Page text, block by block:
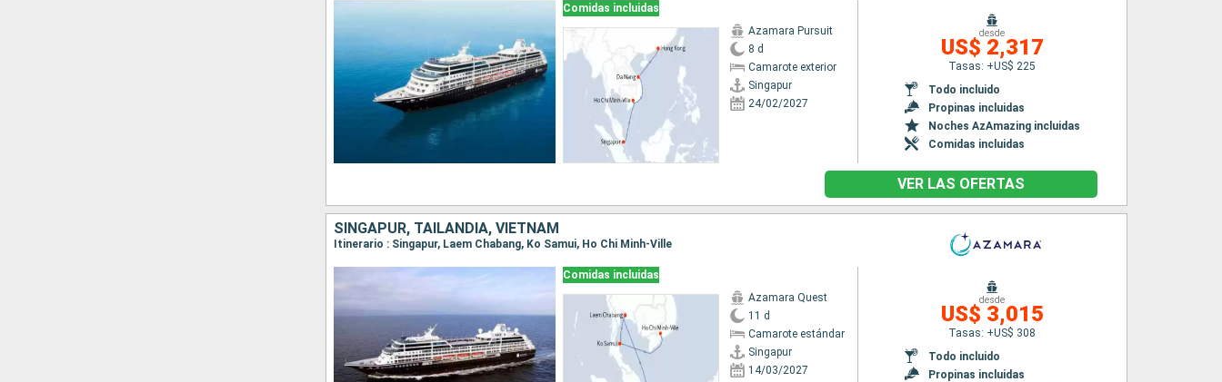
Comidas incluidas
Azamara Pursuit
8 d
Camarote exterior
Singapur
24/02/2027
desde
US$ 2,317
Tasas: +US$ 225
Todo incluido
Propinas incluidas
Noches AzAmazing incluidas
Comidas incluidas
VER LAS OFERTAS
SINGAPUR, TAILANDIA, VIETNAM
Itinerario : Singapur, Laem Chabang, Ko Samui, Ho Chi Minh-Ville
Comidas incluidas
Azamara Quest
11 d
Camarote estándar
Singapur
14/03/2027
desde
US$ 3,015
Tasas: +US$ 308
Todo incluido
Propinas incluidas